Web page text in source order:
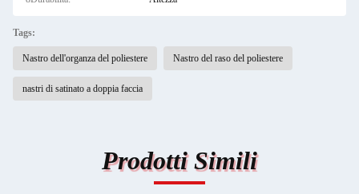
Tags:
Nastro dell'organza del poliestere Nastro del raso del poliestere
nastri di satinato a doppia faccia
Prodotti Simili